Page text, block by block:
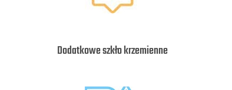
Dodatkowe szkło krzemienne